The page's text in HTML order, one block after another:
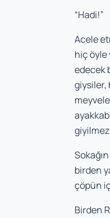
“Hadi!”
Acele
hiç öyle
edecek
giysiler,
giyilmez
birden
çöpün
Birden